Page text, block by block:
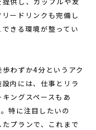
せ
美野沢小学校
9:30～20:00）
リードリンク も完備し
きる環境が整ってい
わずか4分というアク
内には、仕事とリラ
ングスペースもあ
特に注目したいの
プランで、これまで